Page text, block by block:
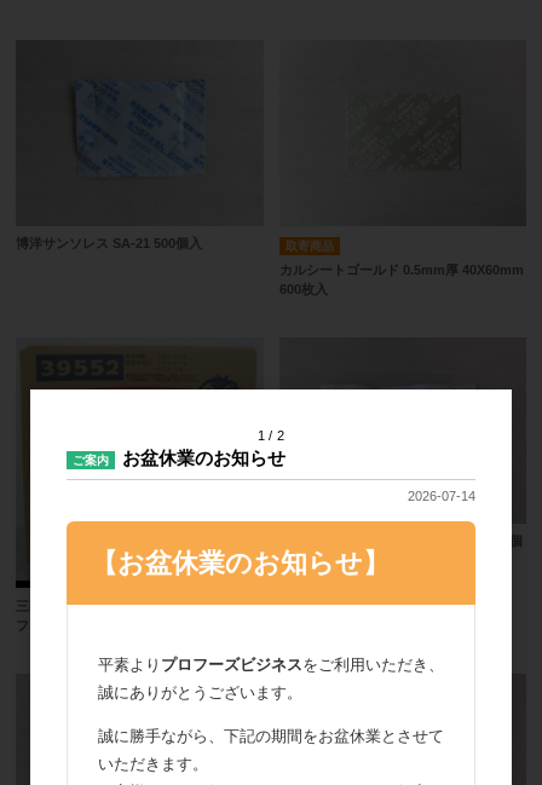
博洋サンソレス SA-21 500個入 取寄商品
カルシートゴールド 0.5mm厚 40X60mm
600枚入
三菱ライフサイエンス メイオールイチゴ
フレッシュ 10L
博洋保冷剤 ネオパンチ NE-30 30g 500個
入
1 2
ご案内 お盆休業のお知らせ
2026-07-14
【お盆休業のお知らせ】
平素より プロフーズビジネスをご利用いただき、
誠にありがとうございます。
誠に勝手ながら、下記の期間をお盆休業とさせて
いただきます。